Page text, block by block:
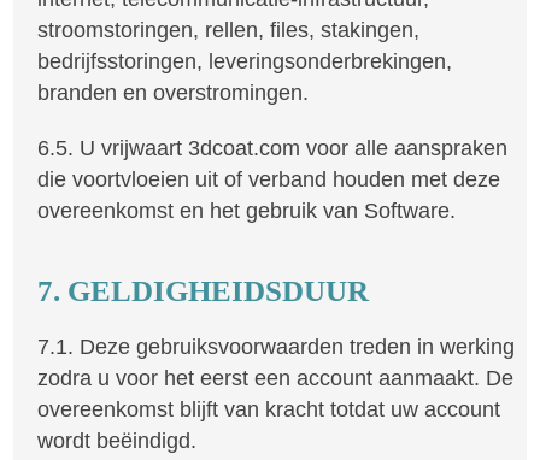
stroomstoringen, rellen, files, stakingen,
bedrijfsstoringen, leveringsonderbrekingen,
branden en overstromingen.
6.5. U vrijwaart 3dcoat.com voor alle aanspraken
die voortvloeien uit of verband houden met deze
overeenkomst en het gebruik van Software.
7. GELDIGHEIDSDUUR
7.1. Deze gebruiksvoorwaarden treden in werking
zodra u voor het eerst een account aanmaakt. De
overeenkomst blijft van kracht totdat uw account
wordt beëindigd.